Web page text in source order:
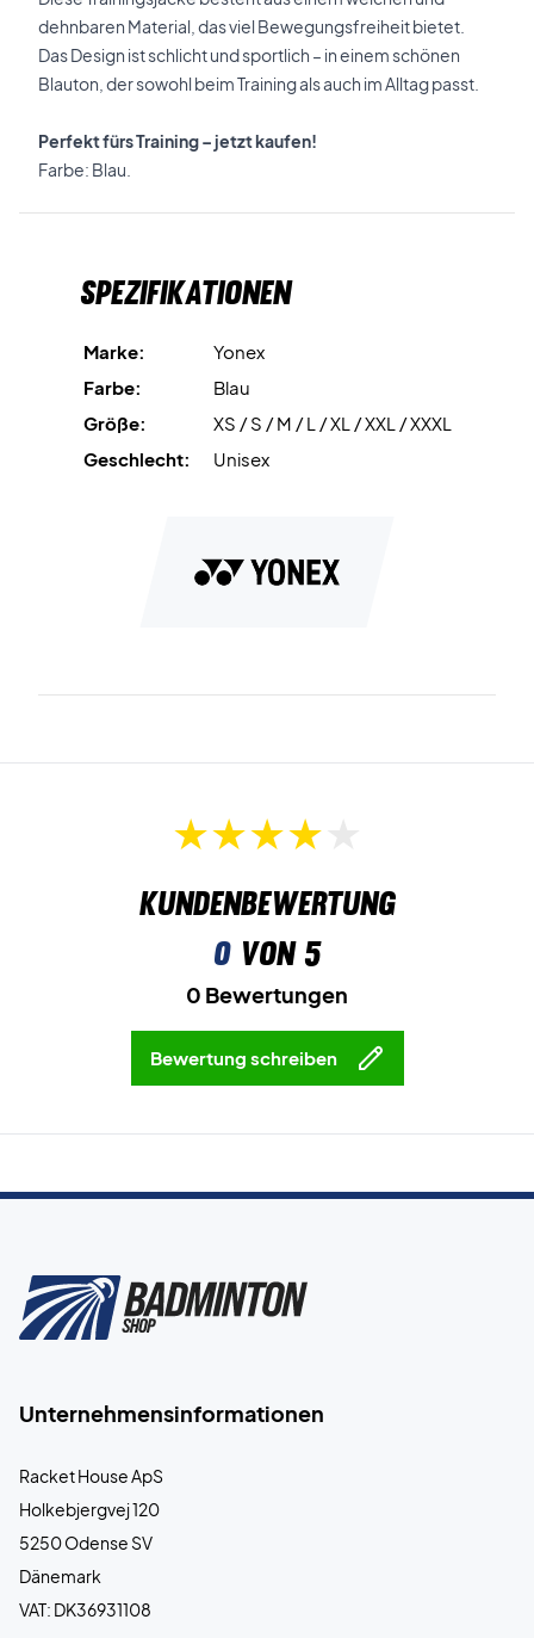
dehnbaren Material, das viel Bewegungsfreiheit bietet.
Das Design ist schlicht und sportlich – in einem schönen
Blauton, der sowohl beim Training als auch im Alltag passt.
Perfekt fürs Training – jetzt kaufen!
Farbe: Blau.
Spezifikationen
Marke:
Yonex
Farbe:
Blau
Größe:
XS / S / M / L / XL / XXL / XXXL
Geschlecht:
Unisex
Kundenbewertung
0von 5
0 Bewertungen
Bewertung schreiben
Unternehmensinformationen
Racket House ApS
Holkebjergvej 120
5250 Odense SV
Dänemark
VAT: DK36931108